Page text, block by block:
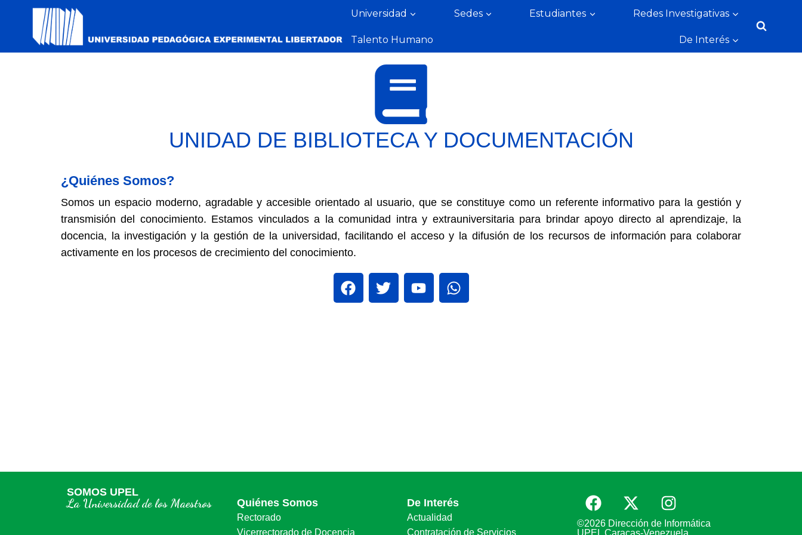
Universidad Sedes Estudiantes Redes Investigativas
Talento Humano De Interés
UNIDAD DE BIBLIOTECA Y DOCUMENTACIÓN
¿Quiénes Somos?
Somos un espacio moderno, agradable y accesible orientado al usuario, que se constituye como un referente informativo para la gestión y
transmisión del conocimiento. Estamos vinculados a la comunidad intra y extrauniversitaria para brindar apoyo directo al aprendizaje, la
docencia, la investigación y la gestión de la universidad, facilitando el acceso y la difusión de los recursos de información para colaborar
activamente en los procesos de crecimiento del conocimiento.
SOMOS UPEL
La Universidad de los Maestros Quiénes Somos
Rectorado
Vicerrectorado de Docencia
De Interés
Actualidad
Contratación de Servicios
©2026 Dirección de Informática
UPEL Caracas-Venezuela